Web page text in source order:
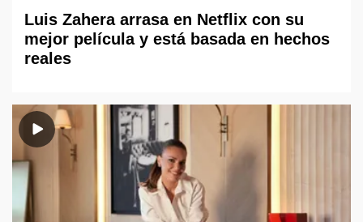
Luis Zahera arrasa en Netflix con su
mejor película y está basada en hechos
reales